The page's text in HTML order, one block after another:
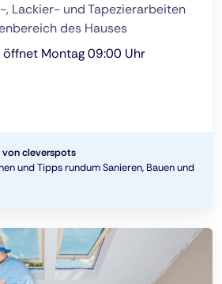
Lackier- und Tapezierarbeiten
des Hauses
öffnet Montag 09:00 Uhr
cleverspots
und Tipps rundum Sanieren, Bauen und